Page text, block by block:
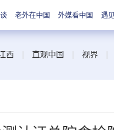
老外在中国 外媒看中国 遇
西 直观中国 视界